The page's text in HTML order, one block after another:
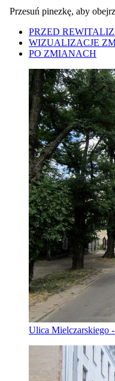
Przesuń pinezkę, aby
PRZED
WIZUALIZACJE
PO ZMIANACH
Ulica Mielczarskiego